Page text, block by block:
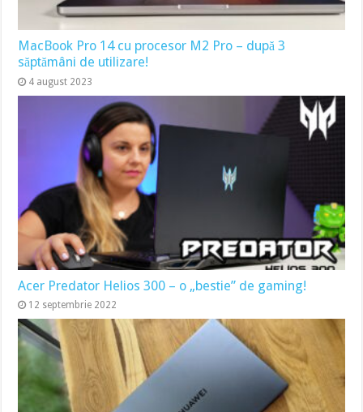
MacBook Pro 14 cu procesor M2 Pro – după 3
săptămâni de utilizare!
4 august 2023
Acer Predator Helios 300 – o „bestie” de gaming!
12 septembrie 2022